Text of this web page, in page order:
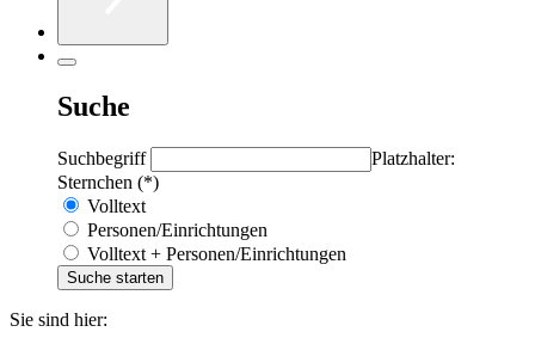
Suche
Suchbegriff
Platzhalter:
Sternchen (*)
Volltext
Personen/Einrichtungen
Volltext + Personen/Einrichtungen
Sie sind hier: